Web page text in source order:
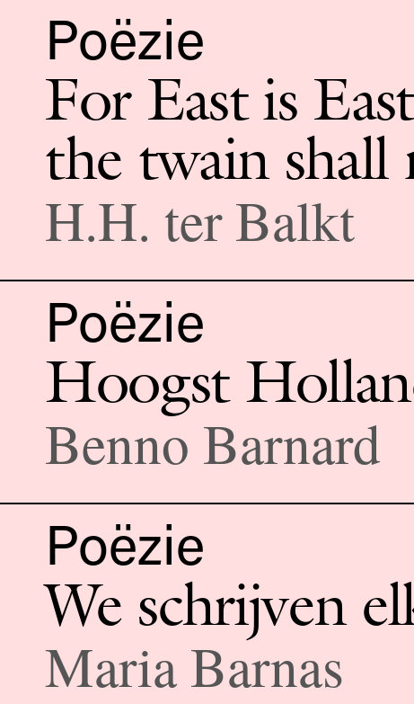
Poëzie
For East is
the twain shall
H.H. ter Balkt
Poëzie
Hoogst
Benno Barnard
Poëzie
We schrijven
Maria Barnas